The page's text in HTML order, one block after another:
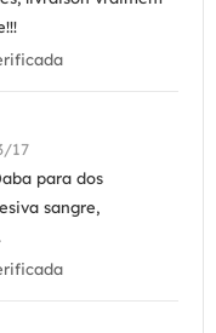
17
para dos
sangre,